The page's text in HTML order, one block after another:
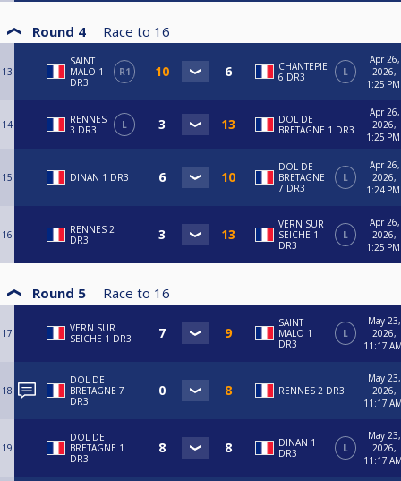
Round 4 Race to 16
13
SAINT
MALO 1
DR3
R1
CHANTEPIE
6 DR3
L
Apr 26,
2026,
1:25 PM
14
RENNES
3 DR3
L
DOL DE
BRETAGNE 1 DR3
Apr 26,
2026,
1:25 PM
15 DINAN 1 DR3
DOL DE
BRETAGNE
7 DR3
L
Apr 26,
2026,
1:24 PM
16
RENNES 2
DR3
VERN SUR
SEICHE 1
DR3
L
Apr 26,
2026,
1:25 PM
Round 5 Race to 16
17
VERN SUR
SEICHE 1 DR3
SAINT
MALO 1
DR3
L
May 23,
2026,
11:17
18
DOL DE
BRETAGNE 7
DR3
RENNES 2 DR3
May 23,
2026,
11:17
19
DOL DE
BRETAGNE 1
DR3
DINAN 1
DR3
L
May 23,
2026,
11:17